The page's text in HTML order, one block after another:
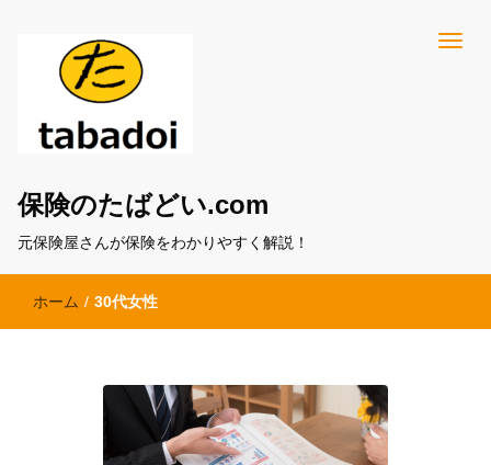
保険のたばどい.com
元保険屋さんが保険をわかりやすく解説！
ホーム / 30代女性